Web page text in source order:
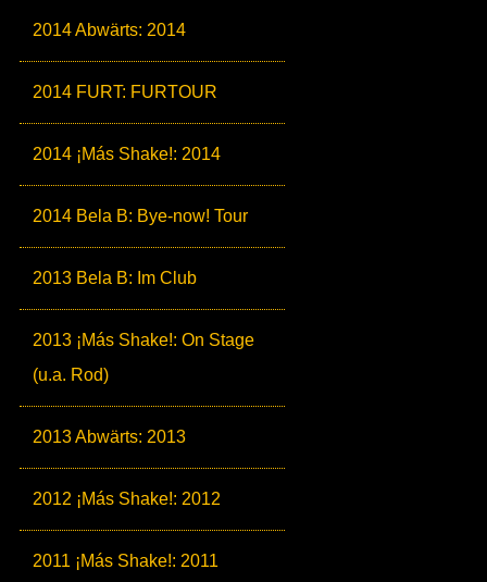
2014 Abwärts: 2014
2014 FURT: FURTOUR
2014 ¡Más Shake!: 2014
2014 Bela B: Bye-now! Tour
2013 Bela B: Im Club
2013 ¡Más Shake!: On Stage
(u.a. Rod)
2013 Abwärts: 2013
2012 ¡Más Shake!: 2012
2011 ¡Más Shake!: 2011